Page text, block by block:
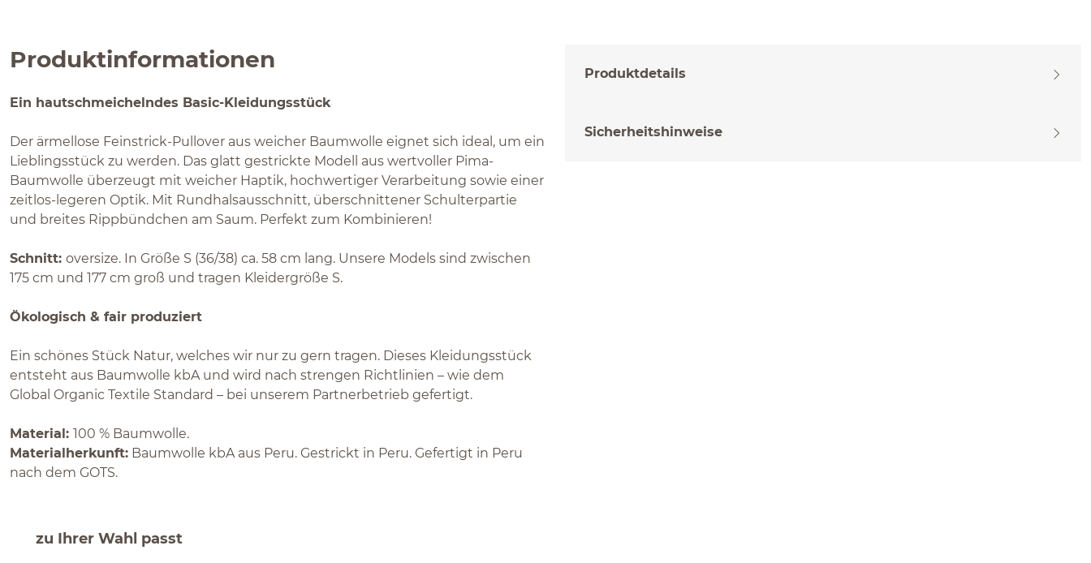
Produktinformationen
Ein hautschmeichelndes Basic-Kleidungsstück
Der ärmellose Feinstrick-Pullover aus weicher Baumwolle eignet sich ideal, um ein
Lieblingsstück zu werden. Das glatt gestrickte Modell aus wertvoller Pima-
Baumwolle überzeugt mit weicher Haptik, hochwertiger Verarbeitung sowie einer
zeitlos-legeren Optik. Mit Rundhalsausschnitt, überschnittener Schulterpartie
und breites Rippbündchen am Saum. Perfekt zum Kombinieren!
Schnitt: oversize. In Größe S (36/38) ca. 58 cm lang. Unsere Models sind zwischen
175 cm und 177 cm groß und tragen Kleidergröße S.
Ökologisch & fair produziert
Ein schönes Stück Natur, welches wir nur zu gern tragen. Dieses Kleidungsstück
entsteht aus Baumwolle kbA und wird nach strengen Richtlinien – wie dem
Global Organic Textile Standard – bei unserem Partnerbetrieb gefertigt.
Material: 100 % Baumwolle.
Materialherkunft: Baumwolle kbA aus Peru. Gestrickt in Peru. Gefertigt in Peru
nach dem GOTS.
Produktdetails
Sicherheitshinweise
zu Ihrer Wahl passt